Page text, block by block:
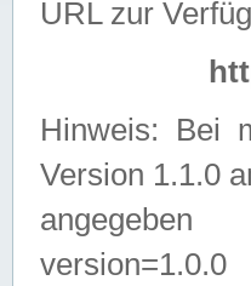
URL zur
Hinweis: Bei
Version 1.1.0
angegeben
version=1.0.0